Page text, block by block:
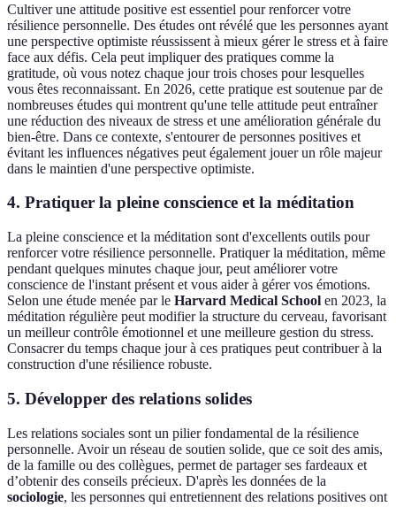
Cultiver une attitude positive est essentiel pour renforcer votre
résilience personnelle. Des études ont révélé que les personnes ayant
une perspective optimiste réussissent à mieux gérer le stress et à faire
face aux défis. Cela peut impliquer des pratiques comme la
gratitude, où vous notez chaque jour trois choses pour lesquelles
vous êtes reconnaissant. En 2026, cette pratique est soutenue par de
nombreuses études qui montrent qu'une telle attitude peut entraîner
une réduction des niveaux de stress et une amélioration générale du
bien-être. Dans ce contexte, s'entourer de personnes positives et
évitant les influences négatives peut également jouer un rôle majeur
dans le maintien d'une perspective optimiste.
4. Pratiquer la pleine conscience et la méditation
La pleine conscience et la méditation sont d'excellents outils pour
renforcer votre résilience personnelle. Pratiquer la méditation, même
pendant quelques minutes chaque jour, peut améliorer votre
conscience de l'instant présent et vous aider à gérer vos émotions.
Selon une étude menée par le Harvard Medical School en 2023, la
méditation régulière peut modifier la structure du cerveau, favorisant
un meilleur contrôle émotionnel et une meilleure gestion du stress.
Consacrer du temps chaque jour à ces pratiques peut contribuer à la
construction d'une résilience robuste.
5. Développer des relations solides
Les relations sociales sont un pilier fondamental de la résilience
personnelle. Avoir un réseau de soutien solide, que ce soit des amis,
de la famille ou des collègues, permet de partager ses fardeaux et
d’obtenir des conseils précieux. D'après les données de la
sociologie, les personnes qui entretiennent des relations positives ont